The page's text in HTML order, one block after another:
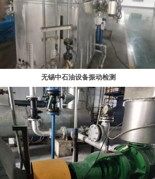
无锡中石油设备振动检测